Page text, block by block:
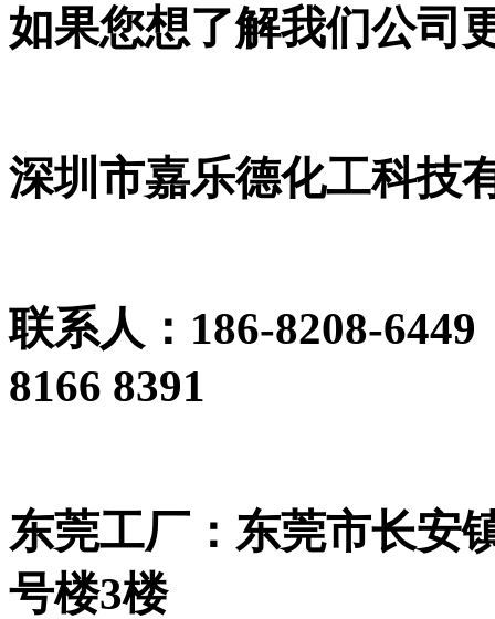
如果您想了解我们公司
深圳市嘉乐德化工科技
联系人：186-8208-
8166 8391
东莞工厂：东莞市长安
号楼3楼